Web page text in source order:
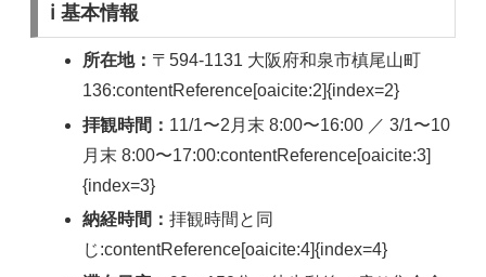
ℹ️ 基本情報
所在地： 〒594-1131 大阪府和泉市槙尾山町
136:contentReference[oaicite:2]{index=2}
拝観時間： 11/1〜2月末 8:00〜16:00 ／ 3/1〜10
月末 8:00〜17:00:contentReference[oaicite:3]
{index=3}
納経時間：拝観時間と同
じ:contentReference[oaicite:4]{index=4}